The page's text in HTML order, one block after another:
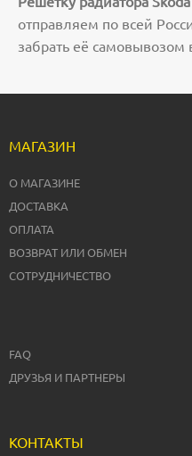
отправляем по всей
забрать её
МАГАЗИН
О МАГАЗИНЕ
ДОСТАВКА
ОПЛАТА
ВОЗВРАТ ИЛИ ОБМЕН
СОТРУДНИЧЕСТВО
FAQ
ДРУЗЬЯ И ПАРТНЕРЫ
КОНТАКТЫ